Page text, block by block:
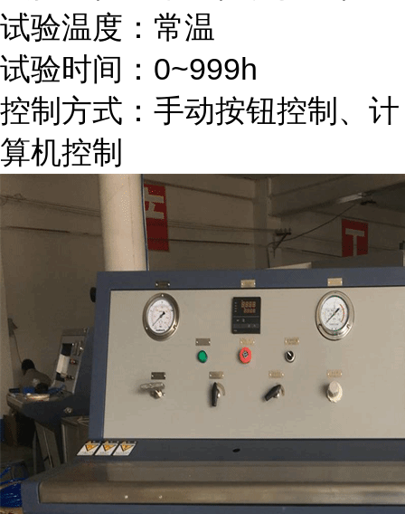
试验温度：常温
试验时间：0~999h
控制方式：手动按钮控制、计
算机控制